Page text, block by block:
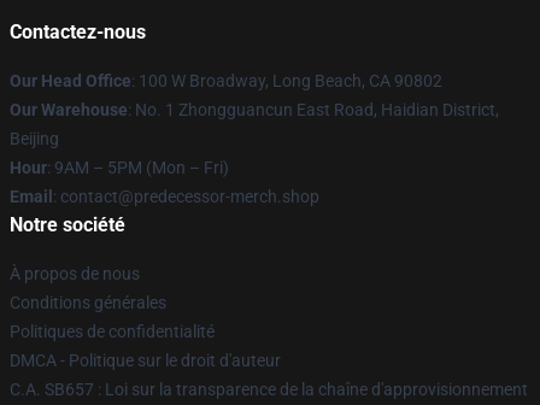
Contactez-nous
Our Head Office: 100 W Broadway, Long Beach, CA 90802
Our Warehouse: No. 1 Zhongguancun East Road, Haidian District,
Beijing
Hour: 9AM – 5PM (Mon – Fri)
Email : contact@predecessor-merch.shop
Notre société
À propos de nous
Conditions générales
Politiques de confidentialité
DMCA - Politique sur le droit d'auteur
C.A. SB657 : Loi sur la transparence de la chaîne d'approvisionnement